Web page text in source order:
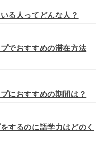
る人ってどんな人？
でおすすめの滞在方法
におすすめの期間は？
するのに語学力はどのく